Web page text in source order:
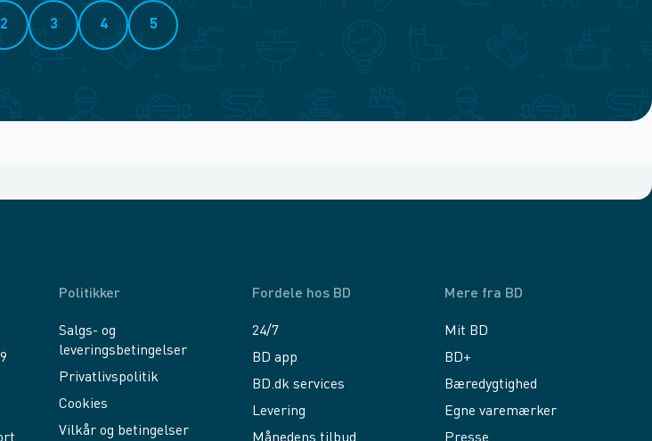
2 3 4 5
Politikker
Salgs- og
leveringsbetingelser
Privatlivspolitik
Cookies
Vilkår og betingelser
Fordele hos BD
24/7
BD app
BD.dk services
Levering
Mere fra BD
Mit BD
BD+
Bæredygtighed
Egne varemærker